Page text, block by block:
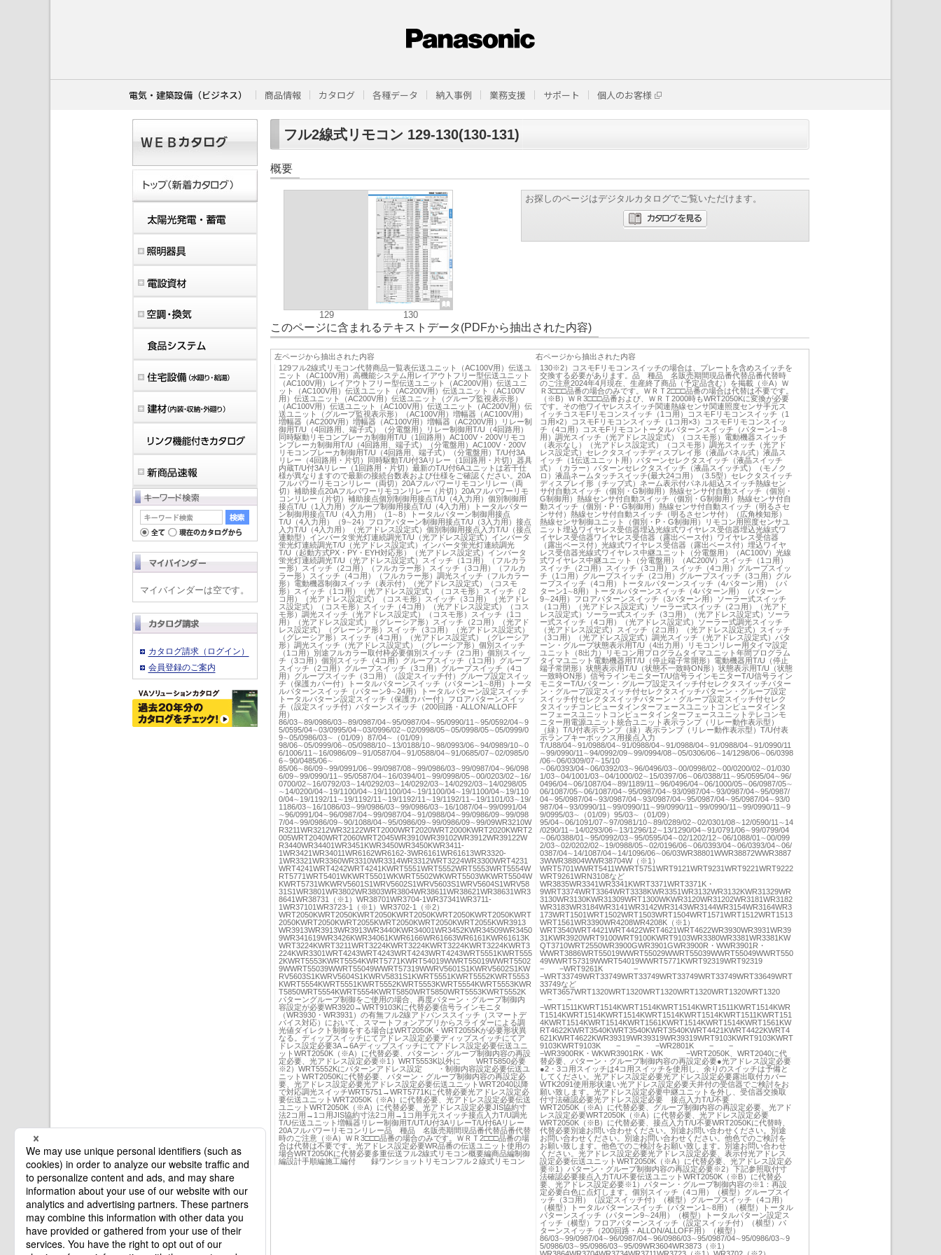
電気・建築設備（ビジネス） 商品情報 カタログ 各種データ 納入事例 業務支援 サポート 個人のお客様
フル2線式リモコン 129-130(130-131)
概要
129 130
お探しのページはデジタルカタログでご覧いただけます。
このページに含まれるテキストデータ(PDFから抽出された内容)
左ページから抽出された内容
129フル2線式リモコン代替商品一覧表伝送ユニット（AC100V用）伝送ユ
ニット（AC100V用）高機能システム用レイアウトフリー型伝送ユニット
（AC100V用）レイアウトフリー型伝送ユニット（AC200V用）伝送ユニ
ット（AC100V用）伝送ユニット（AC200V用）伝送ユニット（AC100V
用）伝送ユニット（AC200V用）伝送ユニット（グループ監視表示形）
（AC100V用）伝送ユニット（AC100V用）伝送ユニット（AC200V用）伝
送ユニット（グループ監視表示形）（AC100V用）増幅器（AC100V用）
増幅器（AC200V用）増幅器（AC100V用）増幅器（AC200V用）リレー制
御用T/U（4回路用、端子式）（分電盤用）リレー制御用T/U（4回路用）
同時駆動リモコンブレーカ制御用T/U（1回路用）AC100V・200Vリモコ
ンブレーカ制御用T/U（4回路用、端子式）（分電盤用）AC100V・200V
リモコンブレーカ制御用T/U（4回路用、端子式）（分電盤用）T/U付3A
リレー（4回路用・片切）同時駆動T/U付3Aリレー（1回路用・片切）器具
内蔵T/U付3Aリレー（1回路用・片切）最新のT/U付6Aユニットは若干仕
様が異なりますので最新の接続台数表および仕様をご確認ください。20A
フルパワーリモコンリレー（両切）20Aフルパワーリモコンリレー（両
切）補助接点20Aフルパワーリモコンリレー（片切）20Aフルパワーリモ
コンリレー（片切）補助接点個別制御用接点T/U（4入力用）個別制御用
接点T/U（1入力用）グループ制御用接点T/U（4入力用）トータルパター
ン制御用接点T/U（4入力用）（1∼8）トータルパターン制御用接点
T/U（4入力用）（9∼24）フロアパターン制御用接点T/U（3入力用）接点
入力T/U（4入力用）（光アドレス設定式）個別制御用接点入力T/U（接点
連動型）インバータ蛍光灯連続調光T/U（光アドレス設定式）インバータ
蛍光灯連続調光T/U（光アドレス設定式）インバータ蛍光灯連続調光
T/U（起動方式PX・PY・EYH対応形）（光アドレス設定式）インバータ
蛍光灯連続調光T/U（光アドレス設定式）スイッチ（1コ用）（フルカラ
ー形）スイッチ（2コ用）（フルカラー形）スイッチ（3コ用）（フルカ
ラー形）スイッチ（4コ用）（フルカラー形）調光スイッチ（フルカラー
形）電動機器制御スイッチ（表示付）（光アドレス設定式）（コスモ
形）スイッチ（1コ用）（光アドレス設定式）（コスモ形）スイッチ（2
コ用）（光アドレス設定式）（コスモ形）スイッチ（3コ用）（光アドレ
ス設定式）（コスモ形）スイッチ（4コ用）（光アドレス設定式）（コス
モ形）調光スイッチ（光アドレス設定式）（コスモ形）スイッチ（1コ
用）（光アドレス設定式）（グレーシア形）スイッチ（2コ用）（光アド
レス設定式）（グレーシア形）スイッチ（3コ用）（光アドレス設定式）
（グレーシア形）スイッチ（4コ用）（光アドレス設定式）（グレーシア
形）調光スイッチ（光アドレス設定式）（グレーシア形）個別スイッチ
（1コ用）別途フルカラー取付枠必要個別スイッチ（2コ用）個別スイッ
チ（3コ用）個別スイッチ（4コ用）グループスイッチ（1コ用）グループ
スイッチ（2コ用）グループスイッチ（3コ用）グループスイッチ（4コ
用）グループスイッチ（3コ用）（設定スイッチ付）グループ設定スイッ
チ（保護カバー付）トータルパターンスイッチ（パターン1∼8用）トータ
ルパターンスイッチ（パターン9∼24用）トータルパターン設定スイッチ
トータルパターン設定スイッチ（保護カバー付）フロアパターンスイッ
チ（設定スイッチ付）パターンスイッチ（200回路・ALLON/ALLOFF
用）
86/03∼89/0986/03∼89/0987/04∼95/0987/04∼95/0990/11∼95/0592/04∼9
5/0595/04∼03/0995/04∼03/0996/02∼02/0998/05∼05/0998/05∼05/0999/0
9∼05/0986/03∼（01/09）87/04∼（01/09）
98/06∼05/0999/06∼05/0988/10∼13/0188/10∼98/0993/06∼94/0989/10∼0
6/1006/11∼16/0986/09∼91/0587/04∼91/0588/04∼91/0685/07∼02/0985/0
6∼90/0485/06∼
85/06∼86/09∼99/0991/06∼99/0987/08∼99/0986/03∼99/0987/04∼96/098
6/09∼99/0990/11∼95/0587/04∼16/0394/01∼99/0998/05∼00/0203/02∼16/
0700/02∼16/0792/03∼14/0292/03∼14/0292/03∼14/0292/03∼14/0298/05
∼14/0200/04∼19/1100/04∼19/1100/04∼19/1100/04∼19/1100/04∼19/110
0/04∼19/1192/11∼19/1192/11∼19/1192/11∼19/1192/11∼19/1101/03∼19/
1186/03∼16/1086/03∼99/0986/03∼99/0986/03∼16/1087/04∼99/0991/04
∼96/0991/04∼96/0987/04∼99/0987/04∼91/0988/04∼99/0986/09∼99/098
7/04∼99/0986/09∼90/1088/04∼95/0986/09∼99/0986/09∼99/09WR3210W
R3211WR3212WR32122WRT2000WRT2020WRT2000KWRT2020KWRT2
005WRT2040WRT2060WRT2045WR3910WR39102WR3912WR39122W
R3440WR34401WR3451KWR3450WR3450KWR3411-
1WR3421WR34011WR6162WR6162-3WR6161WR61613WR3320-
1WR3321WR3360WR3310WR3314WR3312WRT3224WR3300WRT4231
WRT4241WRT4242WRT4241KWRT5551WRT5552WRT5553WRT5554W
RT5771WRT5401WKWRT5501WKWRT5502WKWRT5503WKWRT5504W
KWRT5731WKWRV5601S1WRV5602S1WRV5603S1WRV5604S1WRV58
31S1WR3801WR3802WR3803WR3804WR38611WR38621WR38631WR3
8641WR38731（※1）WR38701WR3704-1WR37341WR3711-
1WR37101WR3723-1（※1）WR3702-1（※2）
WRT2050KWRT2050KWRT2050KWRT2050KWRT2050KWRT2050KWRT
2050KWRT2050KWRT2055KWRT2050KWRT2050KWRT2055KWR3913
WR3913WR3913WR3913WR3440KWR34001WR3452KWR34509WR3450
9WR341619WR3426KWR34061KWR6166WR61663WR6161KWR61613K
WRT3224KWRT3211WRT3224KWRT3224KWRT3224KWRT3224KWRT3
224KWR3301WRT4243WRT4243WRT4243WRT4243WRT5551KWRT555
2KWRT5553KWRT5554KWRT5771KWRT54019WWRT55019WWRT5502
9WWRT55039WWRT55049WWRT57319WWRV5601S1KWRV5602S1KW
RV5603S1KWRV5604S1KWRV5831S1KWRT5551KWRT5552KWRT5553
KWRT5554KWRT5551KWRT5552KWRT5553KWRT5554KWRT5553KWR
T5850WRT5554KWRT5554KWRT5850WRT5850WRT5553KWRT5552K
パターングループ制御をご使用の場合、再度パターン・グループ制御内
容設定が必要WR3920→WRT9103Kに代替必要信号ラインモニタ
（WR3930・WR3931）の有無フル2線アドバンススイッチ（スマートデ
バイス対応）において、スマートフォンアプリからスライダーによる調
光値ダイレクト制御をする場合はWRT2050K・WRT2055Kが必要形状異
なる。ディップスイッチにてアドレス設定必要ディップスイッチにてア
ドレス設定必要3A→6Aディップスイッチにてアドレス設定必要伝送ユニ
ットWRT2050K（※A）に代替必要、パターン・グループ制御内容の再設
定必要、光アドレス設定必要※1）WRT5553K以外に WRT5850必要
※2）WRT5552Kにパターンアドレス設定 ・制御内容設定必要伝送ユ
ニットWRT2050Kに代替必要、パターン・グループ制御内容の再設定必
要、光アドレス設定必要光アドレス設定必要伝送ユニットWRT2040以降
で対応調光スイッチWRT5751→WRT5771Kに代替必要光アドレス設定必
要伝送ユニットWRT2050K（※A）に代替必要、光アドレス設定必要伝送
ユニットWRT2050K（※A）に代替必要、光アドレス設定必要JIS協約寸
法2コ用→1コ用JIS協約寸法2コ用→1コ用手元スイッチ接点入力T/U調光
T/U伝送ユニット増幅器リレー制御用T/UT/U付3AリレーT/U付6Aリレー
20Aフルパワーリモコンリレー品 種品 名販売期間現品番代替品番代替
時のご注意（※A）ＷＲ3□□□品番の場合のみです。ＷＲＴ2□□□品番の場
合は代替は不要です。光アドレス設定必要WR品番の伝送ユニット使用の
場合WRT2050Kに代替必要多重伝送フル2線式リモコン概要編商品編制御
編設計手順編施工編付 録ワンショットリモコンフル２線式リモコン
右ページから抽出された内容
130※2）コスモFリモコンスイッチの場合は、プレートを含めスイッチを
交換する必要があります。品 種品 名販売期間現品番代替品番代替時
のご注意2024年4月現在、生産終了商品（予定品含む）を掲載（※A）Ｗ
Ｒ3□□□品番の場合のみです。ＷＲＴ2□□□品番の場合は代替は不要です。
（※B）ＷＲ3□□□品番および、ＷＲＴ2000時もWRT2050Kに変換が必要
です。その他ワイヤレススイッチ関連熱線センサ関連照度センサ手元ス
イッチコスモFリモコンスイッチ（1コ用）コスモFリモコンスイッチ（1
コ用×2）コスモFリモコンスイッチ（1コ用×3）コスモFリモコンスイッ
チ（4コ用）コスモFリモコントータルパターンスイッチ（パターン1∼8
用）調光スイッチ（光アドレス設定式）（コスモ形）電動機器スイッチ
（表示なし）（光アドレス設定式）（コスモ形）調光スイッチ（光アド
レス設定式）セレクタスイッチディスプレイ形（液晶パネル式）液晶ス
イッチ（1伝送ユニット用）パターンセレクタスイッチ（液晶スイッチ
式）（カラー）パターンセレクタスイッチ（液晶スイッチ式）（モノク
ロ）液晶ネームタッチスイッチ(最大24コ用）（3.5型）セレクタスイッチ
ディスプレイ形（チップ式）ネーム表示付パネル組込スイッチ熱線セン
サ付自動スイッチ（個別・G制御用）熱線センサ付自動スイッチ（個別・
G制御用）熱線センサ付自動スイッチ（個別・G制御用）熱線センサ付自
動スイッチ（個別・P・G制御用）熱線センサ付自動スイッチ（明るさセ
ンサ付）熱線センサ付自動スイッチ（明るさセンサ付）（広角検知形）
熱線センサ制御ユニット（個別・P・G制御用）リモコン用照度センサユ
ニット埋込ワイヤレス受信器埋込光線式ワイヤレス受信器埋込光線式ワ
イヤレス受信器ワイヤレス受信器（露出ベース付）ワイヤレス受信器
（露出ベース付）光線式ワイヤレス受信器（露出ベース付）埋込ワイヤ
レス受信器光線式ワイヤレス中継ユニット（分電盤用）（AC100V）光線
式ワイヤレス中継ユニット（分電盤用）（AC200V）スイッチ（1コ用）
スイッチ（2コ用）スイッチ（3コ用）スイッチ（4コ用）グループスイッ
チ（1コ用）グループスイッチ（2コ用）グループスイッチ（3コ用）グル
ープスイッチ（4コ用）トータルパターンスイッチ（4パターン用）（パ
ターン1∼8用）トータルパターンスイッチ（4パターン用）（パターン
9∼24用）フロアパターンスイッチ（3パターン用）ソーラー式スイッチ
（1コ用）（光アドレス設定式）ソーラー式スイッチ（2コ用）（光アド
レス設定式）ソーラー式スイッチ（3コ用）（光アドレス設定式）ソーラ
ー式スイッチ（4コ用）（光アドレス設定式）ソーラー式調光スイッチ
（光アドレス設定式）スイッチ（2コ用）（光アドレス設定式）スイッチ
（3コ用）（光アドレス設定式）調光スイッチ（光アドレス設定式）パタ
ーン・グループ状態表示用T/U（4出力用）リモコンリレー用タイマ設定
ユニット（8出力）リモコン用プログラムタイマユニット年間プログラム
タイマユニット電動機器用T/U（停止端子常開形）電動機器用T/U（停止
端子常閉形）状態表示用T/U（状態不一致時ON形）状態表示用T/U（状態
一致時ON形）信号ラインモニターT/U信号ラインモニターT/U信号ライン
モニターT/Uパターン・グループ設定スイッチ付セレクタスイッチパター
ン・グループ設定スイッチ付セレクタスイッチパターン・グループ設定
スイッチ付セレクタスイッチパターン・グループ設定スイッチ付セレク
タスイッチコンピュータインターフェースユニットコンピュータインタ
ーフェースユニットコンピュータインターフェースユニットテレコンモ
ニター用電源ユニット統合ユニット表示ランプ（リレー動作表示型）
（緑）T/U付表示ランプ（緑）表示ランプ（リレー動作表示型）T/U付表
示ランプキーボックス用接点入力
T/U88/04∼91/0988/04∼91/0988/04∼91/0988/04∼91/0988/04∼91/0990/11
∼99/0990/11∼94/0992/09∼99/0994/08∼05/0306/06∼14/1298/06∼06/0398
/06∼06/0309/07∼15/10
∼06/0393/04∼06/0392/03∼96/0496/03∼00/0998/02∼00/0200/02∼01/030
1/03∼04/1001/03∼04/1000/02∼15/0397/06∼06/0388/11∼95/0595/04∼96/
0496/04∼06/1087/04∼89/1189/11∼96/0496/04∼06/1000/05∼06/0987/05∼
06/1087/05∼06/1087/04∼95/0987/04∼93/0987/04∼93/0987/04∼95/0987/
04∼95/0987/04∼93/0987/04∼93/0987/04∼95/0987/04∼95/0987/04∼93/0
987/04∼93/0990/11∼99/0990/11∼99/0990/11∼99/0990/11∼99/0990/11∼9
9/0995/03∼（01/09）95/03∼（01/09）
95/04∼06/1091/07∼97/0981/10∼89/0289/02∼02/0301/08∼12/0590/11∼14
/0290/11∼14/0293/06∼13/1296/12∼13/1290/04∼91/0791/06∼99/0799/04
∼06/0388/01∼95/0992/03∼95/0595/04∼02/1202/12∼06/1088/01∼00/099
2/03∼02/0202/02∼19/0988/05∼02/0196/06∼06/0393/04∼06/0393/04∼06/
0387/04∼14/1087/04∼14/1096/06∼06/03WR38801WWR38872WWR3887
3WWR38804WWR38704W（※1）
WRT5701WWRT5411WWRT5751WRT9121WRT9231WRT9221WRT9222
WRT9261WRN3108など
WR3835WR3341WR3341KWRT3371WRT3371K・
9WRT3374WRT3364WRT3338KWR3351WR3132WR3132KWR31329WR
3130WR3130KWR31309WRT1300WKWR3120WR31202WR3181WR3182
WR3183WR3184WR3141WR3142WR3143WR3144WR3154WR3164WR3
173WRT1501WRT1502WRT1503WRT1504WRT1571WRT1512WRT1513
WRT1561WR3390WR4208WR4208K（※1）
WRT3540WRT4421WRT4422WRT4621WRT4622WR3930WR3931WR39
31KWR3920WRT9100WRT9100KWRT9103WR3380WR3381WR3381KW
QT3710WRT2550WR3900GWR3901GWR3900R・WWR3901R・
WWRT3886WRT55019WWRT55029WWRT55039WWRT55049WWRT550
49WWRT57319WWRT54019WWRT5771KWRT92319WRT92319
− −WRT9261K −
−WRT33749WRT33749WRT33749WRT33749WRT33749WRT33649WRT
33749など
WRT3657WRT1320WRT1320WRT1320WRT1320WRT1320WRT1320
− −
−WRT1511KWRT1514KWRT1514KWRT1514KWRT1511KWRT1514KWR
T1514KWRT1514KWRT1514KWRT1514KWRT1514KWRT1511KWRT151
4KWRT1514KWRT1514KWRT1561KWRT1514KWRT1514KWRT1561KW
RT4622KWRT3540KWRT3540KWRT3540KWRT4421KWRT4422KWRT4
621KWRT4622KWR39319WR39319WR39319WRT9103KWRT9103KWRT
9103KWRT9103K − − −WR2801K − −
−WR3900RK・WKWR3901RK・WK −WRT2050K、WRT2040に代
替必要、パターン・グループ制御内容の再設定必要●光アドレス設定必要
●2・3コ用スイッチは4コ用スイッチを使用し、余りのスイッチは予備と
してください。光アドレス設定必要光アドレス設定必要露出取付カバー
WTK2091使用形状違い光アドレス設定必要天井付の受信器でご検討をお
願い致します。光アドレス設定必要中継ユニットを外し、受信器交換取
付寸法確認必要光アドレス設定必要 接点入力T/U不要
WRT2050K（※A）に代替必要、グループ制御内容の再設定必要、光アド
レス設定必要WRT2050K（※A）に代替必要、光アドレス設定必要
WRT2050K（※B）に代替必要、接点入力T/U不要WRT2050Kに代替時、
代替必要別途お問い合わせください。別途お問い合わせください。別途
お問い合わせください。別途お問い合わせください。他色でのご検討を
お願い致します。他色でのご検討をお願い致します。別途お問い合わせ
ください。光アドレス設定必要光アドレス設定必要、表示付光アドレス
設定必要伝送ユニットWRT2050K（※A）に代替必要、光アドレス設定必
要※1）パターン・グループ制御内容の再設定必要※2）下記参照取付寸
法確認必要接点入力T/U不要伝送ユニットWRT2050K（※B）に代替必
要、光アドレス設定必要※1）パターン・グループ制御内容の※1：再設
定必要白色に点灯します。個別スイッチ（4コ用）（横型）グループスイ
ッチ（3コ用）（設定スイッチ付）（横型）グループスイッチ（4コ用）
（横型）トータルパターンスイッチ（パターン1∼8用）（横型）トータル
パターンスイッチ（パターン9∼24用）（横型）トータルパターン設定ス
イッチ（横型）フロアパターンスイッチ（設定スイッチ付）（横型）パ
ターンスイッチ（200回路・ALLON/ALLOFF用）（横型）
86/03∼99/0987/04∼96/0987/04∼96/0986/03∼95/0987/04∼95/0986/03∼9
5/0986/03∼95/0986/03∼95/09WR3604WR3873（※1）
マイバインダーは空です。
カタログ請求（ログイン）
会員登録のご案内